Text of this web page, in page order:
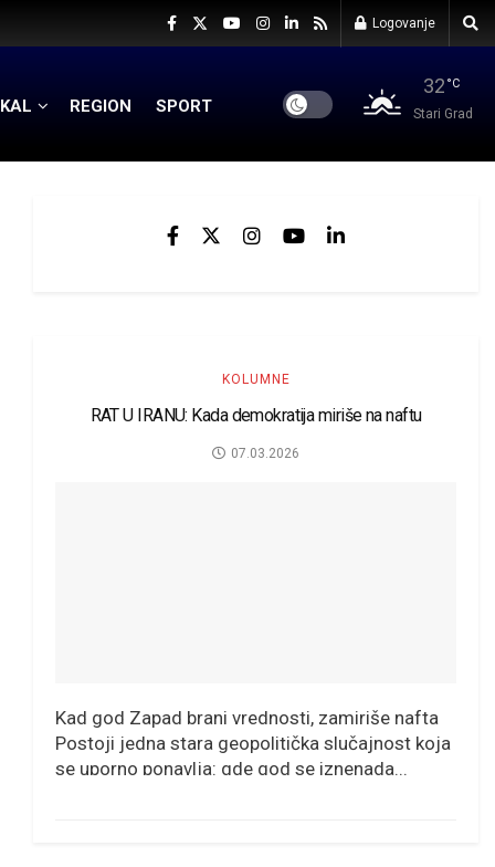
Logovanje
REGION SPORT
32 °C
Stari Grad
KOLUMNE
RAT U IRANU: Kada demokratija miriše na naftu
07.03.2026
Kad god Zapad brani vrednosti, zamiriše nafta
Postoji jedna stara geopolitička slučajnost koja
se uporno ponavlja: gde god se iznenada...